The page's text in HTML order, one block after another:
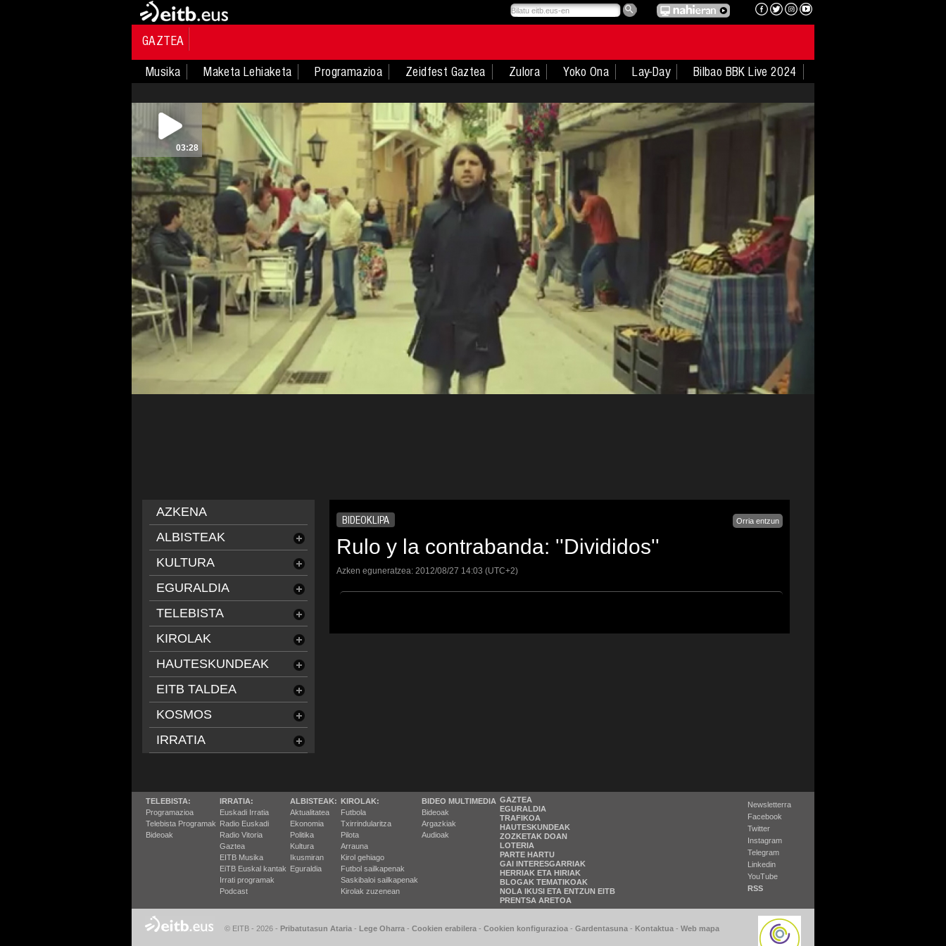
GAZTEA
Musika
Maketa Lehiaketa Programazioa Zeidfest Gaztea Zulora Yoko Ona Lay-Day Bilbao BBK Live 2024
03:28
BIDEOKLIPA Orria entzun
Rulo y la contrabanda: ''Divididos''
Azken eguneratzea: 2012/08/27 14:03 (UTC+2)
AZKENA
ALBISTEAK
KULTURA
EGURALDIA
TELEBISTA
KIROLAK
HAUTESKUNDEAK
EITB TALDEA
KOSMOS
IRRATIA
TELEBISTA:
Programazioa
Telebista Programak
Bideoak
IRRATIA:
Euskadi Irratia
Radio Euskadi
Radio Vitoria
Gaztea
EITB Musika
EiTB Euskal kantak
Irrati programak
Podcast
ALBISTEAK:
Aktualitatea
Ekonomia
Politika
Kultura
Ikusmiran
Eguraldia
KIROLAK:
Futbola
Txirrindularitza
Pilota
Arrauna
Kirol gehiago
Futbol sailkapenak
Saskibaloi sailkapenak
Kirolak zuzenean
BIDEO MULTIMEDIA
Bideoak
Argazkiak
Audioak
GAZTEA
EGURALDIA
TRAFIKOA
HAUTESKUNDEAK
ZOZKETAK DOAN
LOTERIA
PARTE HARTU
GAI INTERESGARRIAK
HERRIAK ETA HIRIAK
BLOGAK TEMATIKOAK
NOLA IKUSI ETA ENTZUN EITB
PRENTSA ARETOA
Newsletterra
Facebook
Twitter
Instagram
Telegram
Linkedin
YouTube
RSS
© EITB - 2026 - Pribatutasun Ataria - Lege Oharra - Cookien erabilera - Cookien konfigurazioa - Gardentasuna - Kontaktua - Web mapa